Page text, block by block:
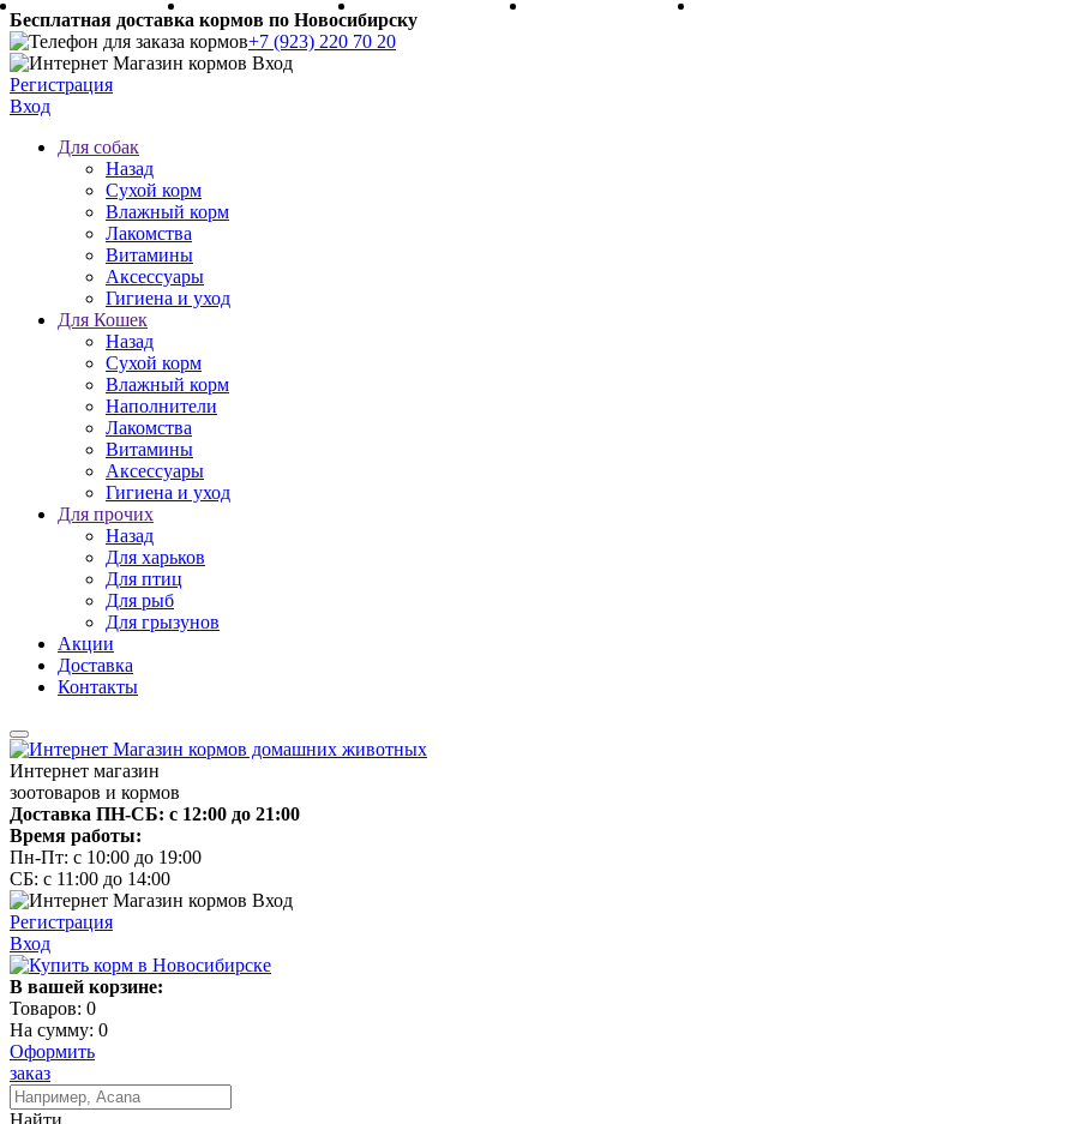
Бесплатная доставка кормов по Новосибирску
+7 (923) 220 70 20
Регистрация
Вход
Для собак
Назад
Сухой корм
Влажный корм
Лакомства
Витамины
Аксессуары
Гигиена и уход
Для Кошек
Назад
Сухой корм
Влажный корм
Наполнители
Лакомства
Витамины
Аксессуары
Гигиена и уход
Для прочих
Назад
Для харьков
Для птиц
Для рыб
Для грызунов
Акции
Доставка
Контакты
Интернет магазин
зоотоваров и кормов
Доставка ПН-СБ: с 12:00 до 21:00
Время работы:
Пн-Пт: с 10:00 до 19:00
СБ: с 11:00 до 14:00
Регистрация
Вход
В вашей корзине:
Товаров: 0
На сумму: 0
Оформить
заказ
Найти